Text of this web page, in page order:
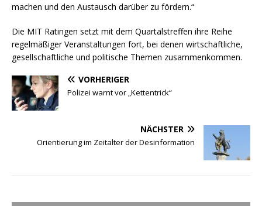
machen und den Austausch darüber zu fördern.“
Die MIT Ratingen setzt mit dem Quartalstreffen ihre Reihe
regelmäßiger Veranstaltungen fort, bei denen wirtschaftliche,
gesellschaftliche und politische Themen zusammenkommen.
VORHERIGER
Polizei warnt vor „Kettentrick“
NÄCHSTER
Orientierung im Zeitalter der Desinformation